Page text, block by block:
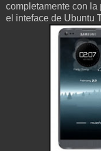
completamente con
el inteface de Ubuntu